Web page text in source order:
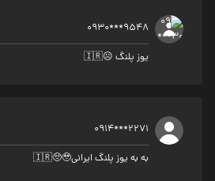
0930***9548
یوز پلنگ ☹️🇮🇷
0914***2271
به به یوز پلنگ ایرانی🇮🇷🥺🥹